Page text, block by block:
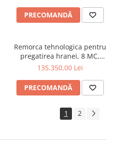
PRECOMANDĂ
Remorca tehnologica pentru
pregatirea hranei, 8 MC,
sistem vertical, Fider 8
135.350,00 Lei
PRECOMANDĂ
1 2